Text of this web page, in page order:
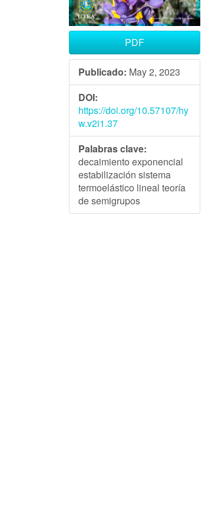
PDF
Publicado: May 2, 2023
DOI:
https://doi.org/10.57107/hy
w.v2i1.37
Palabras clave:
decaimiento exponencial
estabilización sistema
termoelástico lineal teoría
de semigrupos